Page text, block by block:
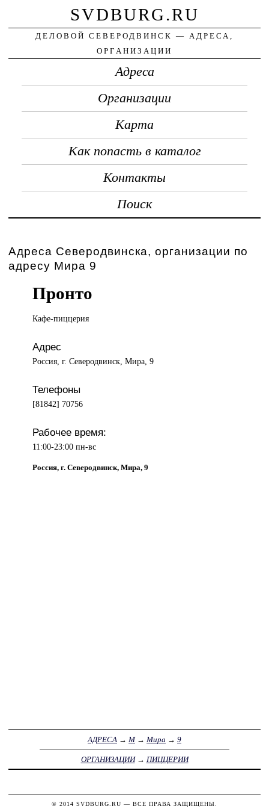
SVDBURG.RU
ДЕЛОВОЙ СЕВЕРОДВИНСК — АДРЕСА,
ОРГАНИЗАЦИИ
Адреса
Организации
Карта
Как попасть в каталог
Контакты
Поиск
Адреса Северодвинска, организации по
адресу Мира 9
Пронто
Кафе-пиццерия
Адрес
Россия, г. Северодвинск, Мира, 9
Телефоны
[81842] 70756
Рабочее время:
11:00-23:00 пн-вс
Россия, г. Северодвинск, Мира, 9
АДРЕСА → М→ Мира → 9
ОРГАНИЗАЦИИ→ ПИЦЦЕРИИ
© 2014 SVDBURG.RU — ВСЕ ПРАВА ЗАЩИЩЕНЫ.